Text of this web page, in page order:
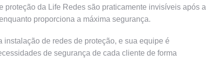
da Life Redes são praticamente invisíveis após a
proporciona a máxima segurança.
de redes de proteção, e sua equipe é
de segurança de cada cliente de forma